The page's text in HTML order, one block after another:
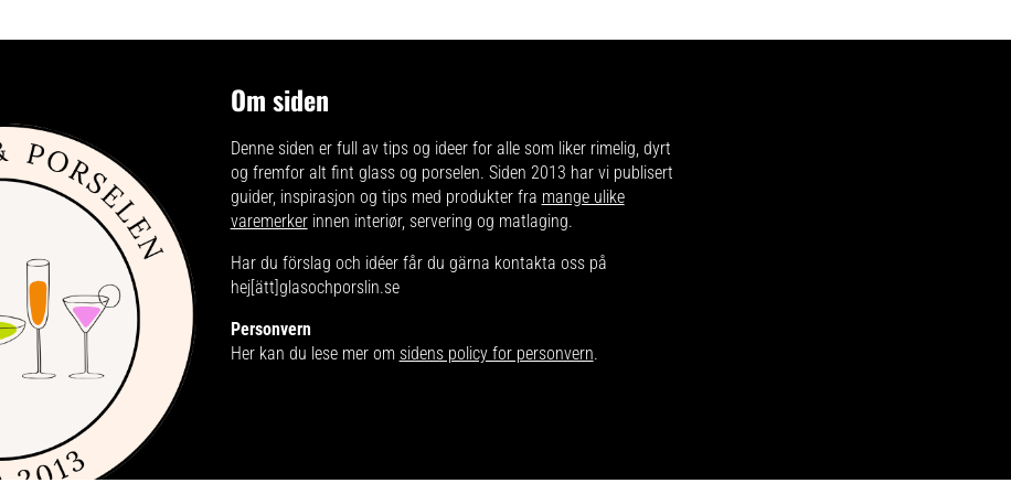
Om siden
Denne siden er full av tips og ideer for alle som liker rimelig, dyrt
og fremfor alt fint glass og porselen. Siden 2013 har vi publisert
guider, inspirasjon og tips med produkter fra mange ulike
varemerkerinnen interiør, servering og matlaging.
Har du förslag och idéer får du gärna kontakta oss på
hej[ätt]glasochporslin.se
Personvern
Her kan du lese mer om sidens policy for personvern.